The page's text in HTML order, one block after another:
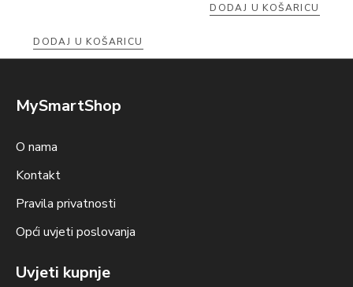
DODAJ U KOŠARICU
DODAJ U KOŠARICU
MySmartShop
O nama
Kontakt
Pravila privatnosti
Opći uvjeti poslovanja
Uvjeti kupnje